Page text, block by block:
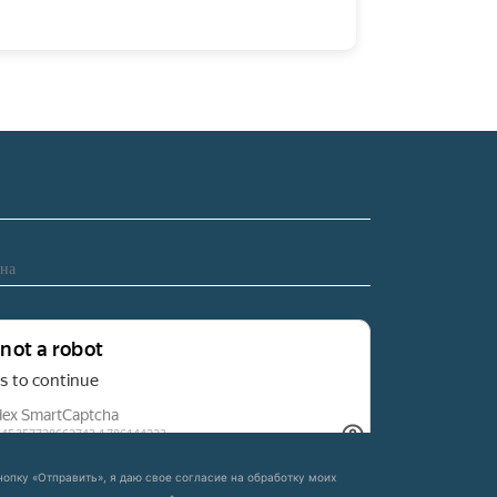
«Отправить», я даю свое согласие на обработку моих